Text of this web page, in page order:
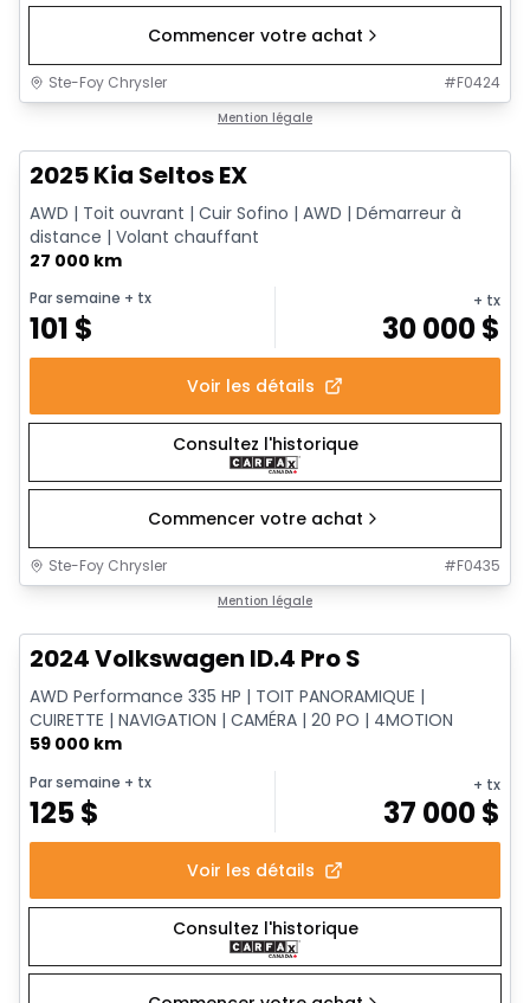
Commencer votre achat
Ste-Foy Chrysler #F0424
Mention légale
2025 Kia Seltos EX
AWD | Toit ouvrant | Cuir Sofino | AWD | Démarreur à
distance | Volant chauffant
27 000 km
Par semaine + tx
101 $
+ tx
30 000$
Voir les détails
Consultez l'historique
Commencer votre achat
Ste-Foy Chrysler #F0435
Mention légale
2024 Volkswagen ID.4 Pro S
AWD Performance 335 HP | TOIT PANORAMIQUE |
CUIRETTE | NAVIGATION | CAMÉRA | 20 PO | 4MOTION
59 000 km
Par semaine + tx
125$
+ tx
37 000$
Voir les détails
Consultez l'historique